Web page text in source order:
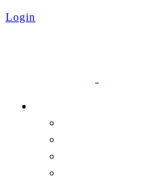
Login